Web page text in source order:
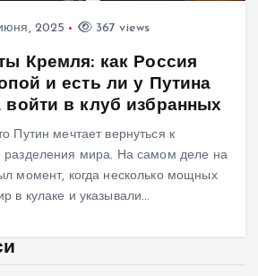
2025 367 views
Кремля: как Россия
и есть ли у Путина
в клуб избранных
Путин мечтает вернуться к
разделения мира. На самом деле на
момент, когда несколько мощных
в кулаке и указывали…